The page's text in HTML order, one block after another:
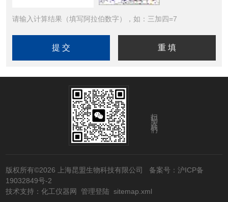
请输入计算结果（填写阿拉伯数字），如：三加四=7
扫码关注我们
版权所有©2026 上海昆盟生物科技有限公司 备案号：沪ICP备
19032849号-2
技术支持：化工仪器网 管理登陆 sitemap.xml